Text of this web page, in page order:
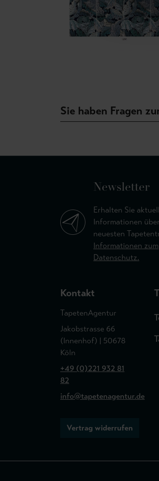
Sie haben Fragen
Newsletter
Erhalten Sie
Informationen
neuesten
Informationen zum
Datenschutz.
Kontakt
TapetenAgentur
Jakobstrasse 66
(Innenhof) | 50678
Köln
+49 (0)221 932 81
82
info@tapetenagentur.de
Vertrag widerrufen